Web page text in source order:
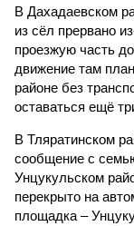
В Дахадаевском
из сёл прервано
проезжую часть
движение там
районе без
оставаться ещё
В Тляратинском
сообщение с
Унцукульском
перекрыто на
площадка –